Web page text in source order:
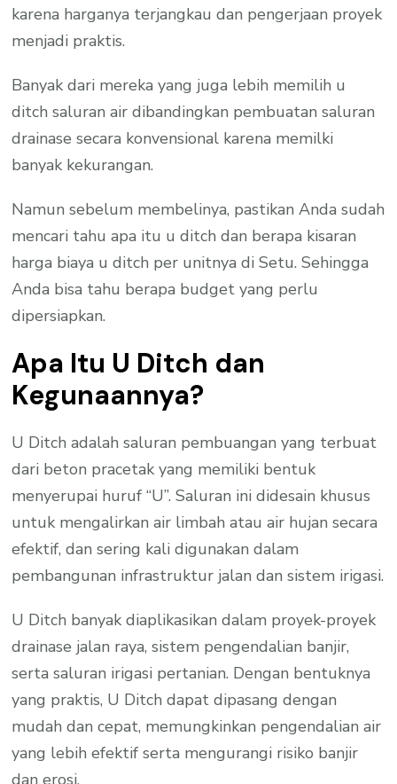
karena harganya terjangkau dan pengerjaan proyek
menjadi praktis.
Banyak dari mereka yang juga lebih memilih u
ditch saluran air dibandingkan pembuatan saluran
drainase secara konvensional karena memilki
banyak kekurangan.
Namun sebelum membelinya, pastikan Anda sudah
mencari tahu apa itu u ditch dan berapa kisaran
harga biaya u ditch per unitnya di Setu. Sehingga
Anda bisa tahu berapa budget yang perlu
dipersiapkan.
Apa Itu U Ditch dan
Kegunaannya?
U Ditch adalah saluran pembuangan yang terbuat
dari beton pracetak yang memiliki bentuk
menyerupai huruf “U”. Saluran ini didesain khusus
untuk mengalirkan air limbah atau air hujan secara
efektif, dan sering kali digunakan dalam
pembangunan infrastruktur jalan dan sistem irigasi.
U Ditch banyak diaplikasikan dalam proyek-proyek
drainase jalan raya, sistem pengendalian banjir,
serta saluran irigasi pertanian. Dengan bentuknya
yang praktis, U Ditch dapat dipasang dengan
mudah dan cepat, memungkinkan pengendalian air
yang lebih efektif serta mengurangi risiko banjir
dan erosi.